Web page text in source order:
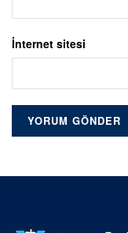
İnternet sitesi